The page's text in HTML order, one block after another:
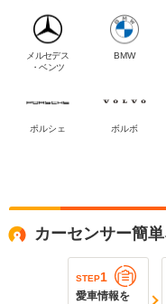
メルセデス
・ベンツ
BMW
ポルシェ ボルボ
カーセンサー簡
STEP1
愛車情報を